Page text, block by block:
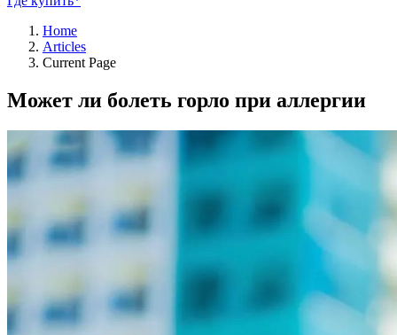
Home
Articles
Current Page
Может ли болеть горло при аллергии